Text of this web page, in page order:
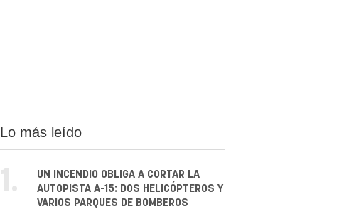
Lo más leído
1.
UN INCENDIO OBLIGA A CORTAR LA
AUTOPISTA A-15: DOS HELICÓPTEROS Y
VARIOS PARQUES DE BOMBEROS